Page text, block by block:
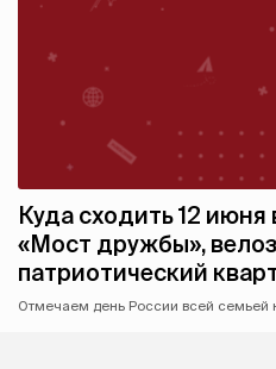
Куда сходить 12
«Мост дружбы»,
патриотический
Отмечаем день России всей семьей